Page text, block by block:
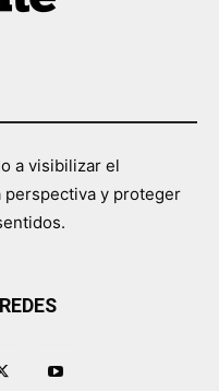
a visibilizar el
perspectiva y proteger